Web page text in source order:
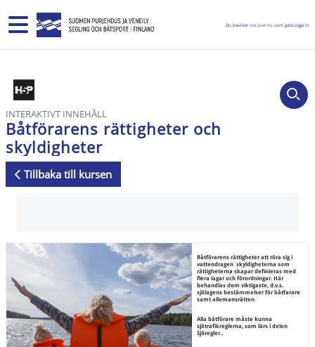
Sidopanel Du besöker oss just nu som gästLogga in
INTERAKTIVT INNEHÅLL
Båtförarens rättigheter och
skyldigheter
Tillbaka till kursen